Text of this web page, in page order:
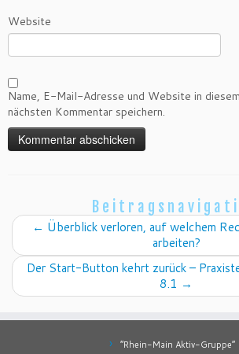
Website
Name, E-Mail-Adresse und Website in
nächsten Kommentar speichern.
← Überblick verloren, auf welchem
arbeiten?
Der Start-Button kehrt zurück –
8.1 →
“Rhein-Main Aktiv-Gruppe”